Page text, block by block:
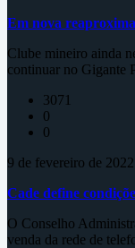
Em nova
Clube mineiro ainda
continuar no Gigante
3071
0
0
9 de fevereiro de 2022
Cade define
O Conselho
venda da rede de